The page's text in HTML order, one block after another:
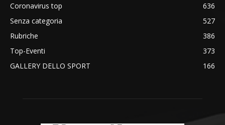
Coronavirus top
636
Senza categoria
527
Rubriche
386
Top-Eventi
373
GALLERY DELLO SPORT
166